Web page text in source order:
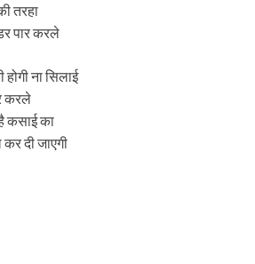
तरहा
पार करले
ना सिलाई
करले
कसाई का
दी जाएगी